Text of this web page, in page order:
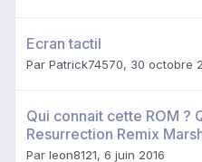
Ecran tactil
Par Patrick74570, 30 octobre
Qui connait cette ROM ?
Resurrection Remix
Par leon8121, 6 juin 2016